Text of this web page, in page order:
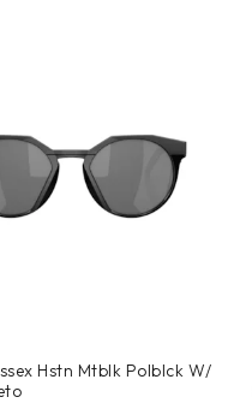
Hstn Mtblk Polblck W/